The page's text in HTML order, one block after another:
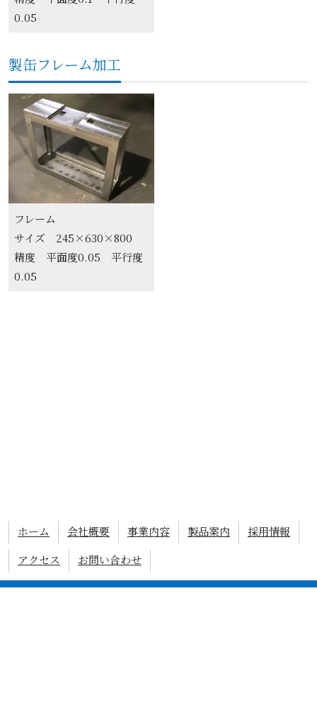
0.05
製缶フレーム加工
フレーム
サイズ 245×630×800
精度 平面度0.05 平行度
0.05
ホーム 会社概要 事業内容 製品案内
採用情報
アクセス
お問い合わせ